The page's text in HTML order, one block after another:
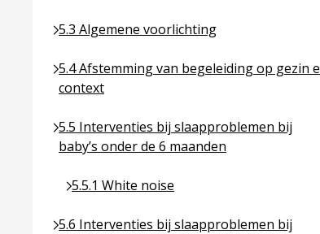
5.3 Algemene voorlichting
Ga naar pagina over 5.3 Algemene
5.4 Afstemming van begeleiding op gezin
context
Ga naar pagina over 5.4 Afstemming van
5.5 Interventies bij slaapproblemen bij
baby’s onder de 6 maanden
Ga naar pagina over 5.5 Interventies bij
5.5.1 White noise
Ga naar pagina over 5.5.1 White noise
5.6 Interventies bij slaapproblemen bij
Ga naar pagina over 5.6 Interventies bij